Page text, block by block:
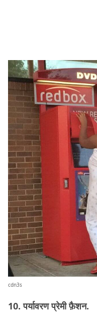
cdn3s
10. पर्यावरण प्रेमी फ़ैशन.